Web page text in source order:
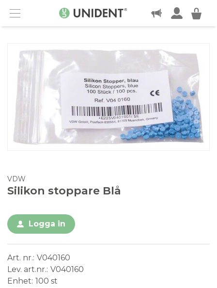
Menu
KONTAKT
VDW
Silikon stoppare Blå
Logga in
Art. nr. V040160
Lev. art.nr. V040160
Enhet 100 st